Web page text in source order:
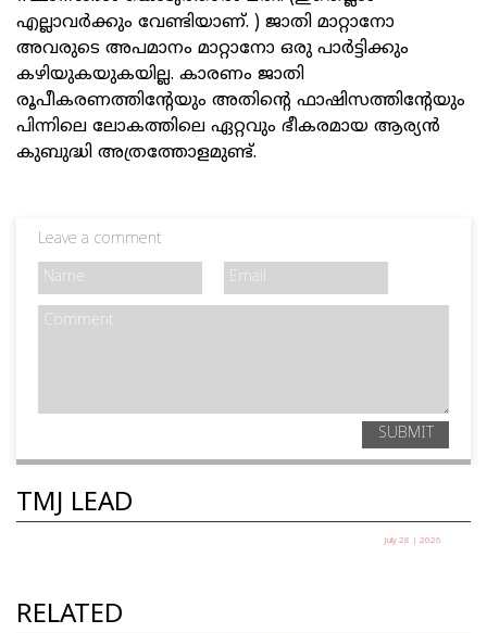
എല്ലാവര്‍ക്കും വേണ്ടിയാണ്. ) ജാതി മാറ്റാനോ
അവരുടെ അപമാനം മാറ്റാനോ ഒരു പാര്‍ട്ടിക്കും
കഴിയുകയുകയില്ല. കാരണം ജാതി
രൂപീകരണത്തിന്റേയും അതിന്റെ ഫാഷിസത്തിന്റേയും
പിന്നിലെ ലോകത്തിലെ ഏറ്റവും ഭീകരമായ ആര്യന്‍
കുബുദ്ധി അത്രത്തോളമുണ്ട്.
Leave a comment
SUBMIT
TMJ LEAD
July 28 | 2026
RELATED